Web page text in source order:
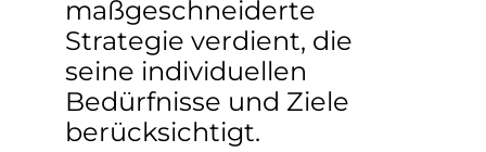
maßgeschneiderte
Strategie verdient, die
seine individuellen
Bedürfnisse und Ziele
berücksichtigt.